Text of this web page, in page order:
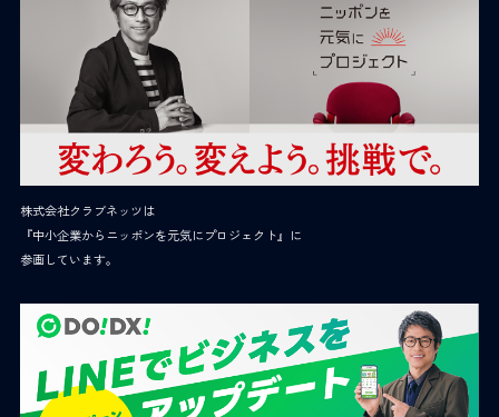
株式会社クラブネッツは
『中小企業からニッポンを元気にプロジェクト』に
参画しています。